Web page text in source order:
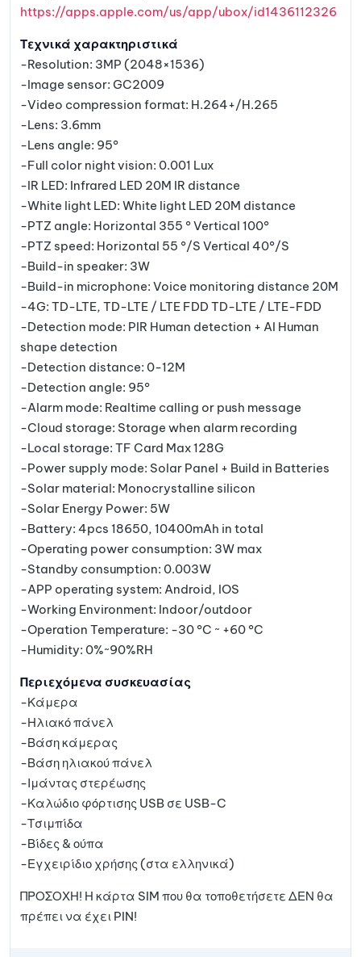
https://apps.apple.com/us/app/ubox/id1436112326
Τεχνικά χαρακτηριστικά
-Resolution: 3MP (2048×1536)
-Image sensor: GC2009
-Video compression format: H.264+/H.265
-Lens: 3.6mm
-Lens angle: 95°
-Full color night vision: 0.001 Lux
-IR LED: Infrared LED 20M IR distance
-White light LED: White light LED 20M distance
-PTZ angle: Horizontal 355 ° Vertical 100°
-PTZ speed: Horizontal 55 °/S Vertical 40°/S
-Build-in speaker: 3W
-Build-in microphone: Voice monitoring distance 20M
-4G: TD-LTE, TD-LTE / LTE FDD TD-LTE / LTE-FDD
-Detection mode: PIR Human detection + AI Human
shape detection
-Detection distance: 0-12M
-Detection angle: 95°
-Alarm mode: Realtime calling or push message
-Cloud storage: Storage when alarm recording
-Local storage: TF Card Max 128G
-Power supply mode: Solar Panel + Build in Batteries
-Solar material: Monocrystalline silicon
-Solar Energy Power: 5W
-Battery: 4pcs 18650, 10400mAh in total
-Operating power consumption: 3W max
-Standby consumption: 0.003W
-APP operating system: Android, IOS
-Working Environment: Indoor/outdoor
-Operation Temperature: -30 °C ~ +60 °C
-Humidity: 0%~90%RH
Περιεχόμενα συσκευασίας
-Κάμερα
-Ηλιακό πάνελ
-Βάση κάμερας
-Βάση ηλιακού πάνελ
-Ιμάντας στερέωσης
-Καλώδιο φόρτισης USB σε USB-C
-Τσιμπίδα
-Βίδες & ούπα
-Εγχειρίδιο χρήσης (στα ελληνικά)
ΠΡΟΣΟΧΗ! Η κάρτα SIM που θα τοποθετήσετε ΔΕΝ θα
πρέπει να έχει PIN!